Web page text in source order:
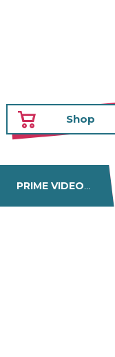
Shop
PRIME VIDEO